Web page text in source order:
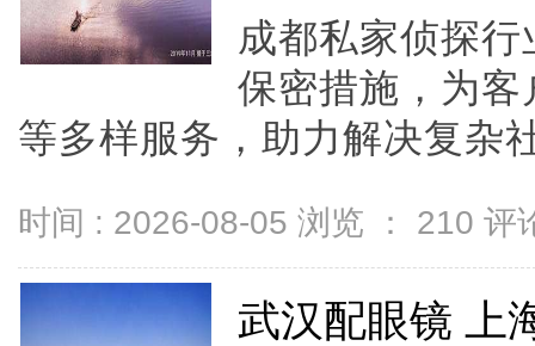
成都私家侦探
保密措施，为
等多样服务，助力解决复杂
时间 : 2026-08-05 浏览 ： 210 评
武汉配眼镜 上